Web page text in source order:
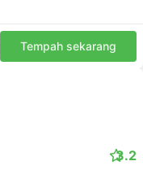
Tempah sekarang
3.2